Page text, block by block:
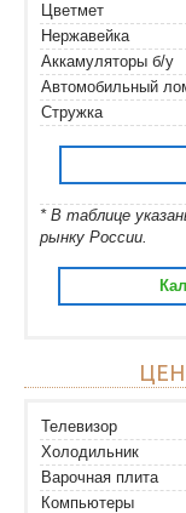
Цветмет
Нержавейка
Аккамуляторы б/у
Автомобильный
Стружка
* В таблице
рынку России.
Телевизор
Холодильник
Варочная плита
Компьютеры